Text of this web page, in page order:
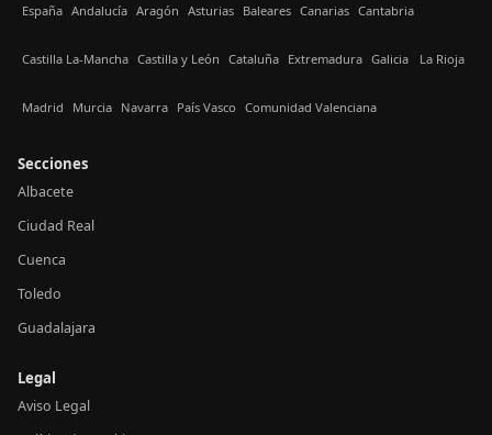
España Andalucía Aragón Asturias Baleares Canarias Cantabria
Castilla La-Mancha Castilla y León Cataluña Extremadura Galicia La Rioja
Madrid Murcia Navarra País Vasco Comunidad Valenciana
Secciones
Albacete
Ciudad Real
Cuenca
Toledo
Guadalajara
Legal
Aviso Legal